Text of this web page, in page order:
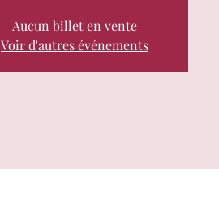
Aucun billet en vente
Voir d'autres événements